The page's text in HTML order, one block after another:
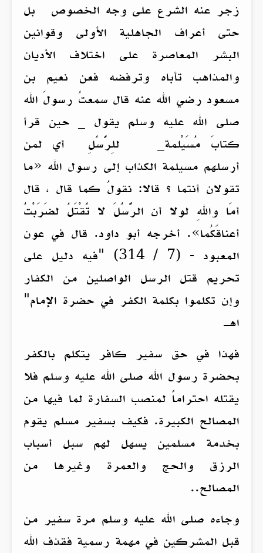
زجر عنه الشرع على وجه الخصوص بل
حتى أعراف الجاهلية الأولى وقوانين
البشر المعاصرة على اختلاف الأديان
والمذاهب تأباه وترفضه فعن نعيم بن
مسعود رضي الله عنه قال سمعتُ رسولَ الله
صلى الله عليه وسلم يقول _ حين قرأ
كتابَ مُسَيْلمة_ للِرُّسُلِ أي لمن
أرسلهم مسيلمة الكذاب إلى رسول الله «ما
تقولان أنتما ؟ قالا: نقولُ كما قال ، قال
أمَا واللهِ لولا أن الرُّسُلَ لا تُقْتَلُ لضَرَبْتُ
أعناقَكُما». أخرجه أبو داود. قال في عون
المعبود - (7 / 314) "فيه دليل على
تحريم قتل الرسل الواصلين من الكفار
وإن تكلموا بكلمة الكفر في حضرة الإمام"
اهـ
فهذا في حق سفير كافر يتكلم بالكفر
بحضرة رسول الله صلى الله عليه وسلم فلا
يقتله احتراماً لمنصب السفارة لما فيها من
المصالح الكبيرة. فكيف بسفير مسلم يقوم
بخدمة مسلمين يسهل لهم سبل أسباب
الرزق والحج والعمرة وغيرها من
المصالح..
وجاءه صلى الله عليه وسلم مرة سفير من
قبل المشركين في مهمة رسمية فقذف الله